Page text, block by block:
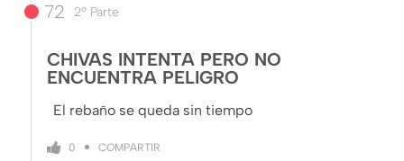
72 2º Parte
CHIVAS INTENTA PERO NO
ENCUENTRA PELIGRO
El rebaño se queda sin tiempo
0 COMPARTIR